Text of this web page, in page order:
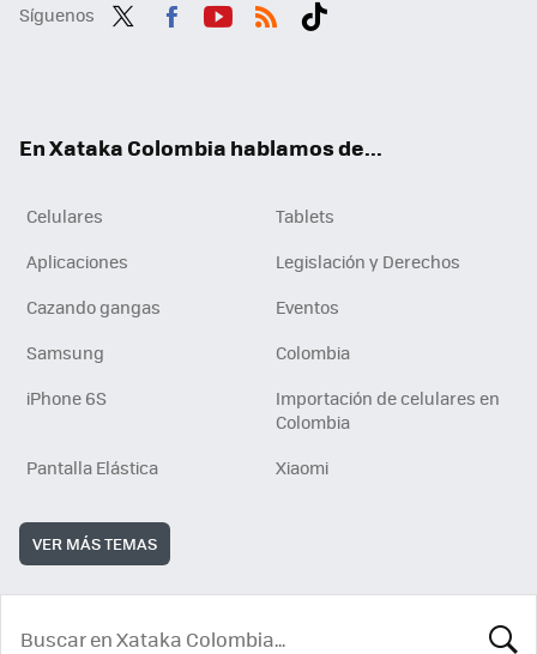
Síguenos
En Xataka Colombia hablamos de...
Celulares
Tablets
Aplicaciones
Legislación y Derechos
Cazando gangas
Eventos
Samsung
Colombia
iPhone 6S
Importación de celulares en
Colombia
Pantalla Elástica
Xiaomi
VER MÁS TEMAS